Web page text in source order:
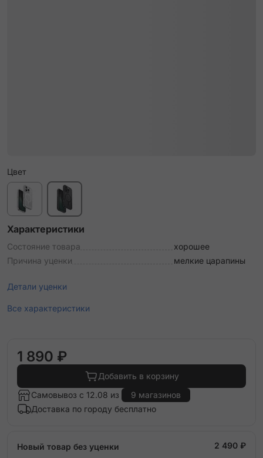
Цвет
Характеристики
Состояние товара
хорошее
Причина уценки
мелкие царапины
Детали уценки
Все характеристики
1 890 ₽
Добавить в корзину
Самовывоз с 12.08 из
9 магазинов
Доставка по городу бесплатно
Новый товар без уценки 2 490 ₽